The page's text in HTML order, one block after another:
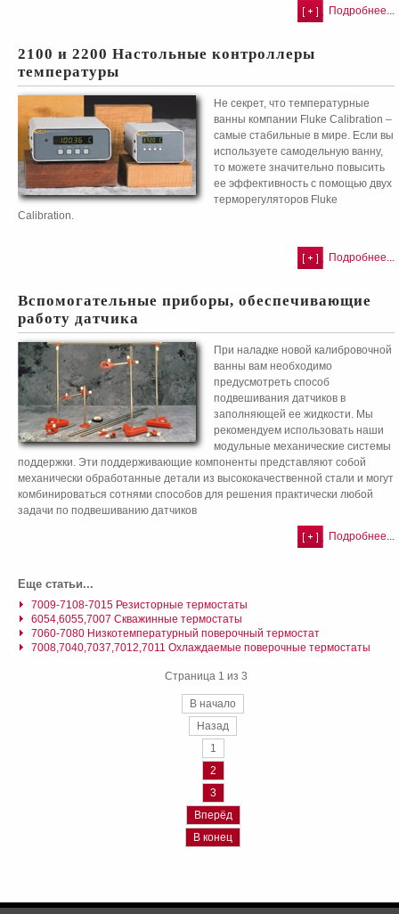
Подробнее...
2100 и 2200 Настольные контроллеры
температуры
Не секрет, что температурные
ванны компании Fluke Calibration –
самые стабильные в мире. Если вы
используете самодельную ванну,
то можете значительно повысить
ее эффективность с помощью двух
терморегуляторов Fluke
Calibration.
Подробнее...
Вспомогательные приборы, обеспечивающие
работу датчика
При наладке новой калибровочной
ванны вам необходимо
предусмотреть способ
подвешивания датчиков в
заполняющей ее жидкости. Мы
рекомендуем использовать наши
модульные механические системы
поддержки. Эти поддерживающие компоненты представляют собой
механически обработанные детали из высококачественной стали и могут
комбинироваться сотнями способов для решения практически любой
задачи по подвешиванию датчиков
Подробнее...
Еще статьи...
7009-7108-7015 Резисторные термостаты
6054,6055,7007 Скважинные термостаты
7060-7080 Низкотемпературный поверочный термостат
7008,7040,7037,7012,7011 Охлаждаемые поверочные термостаты
Страница 1 из 3
В начало
Назад
1
2
3
Вперёд
В конец